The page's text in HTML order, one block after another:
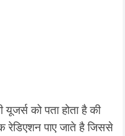
को पता होता है की
पाए जाते है जिससे